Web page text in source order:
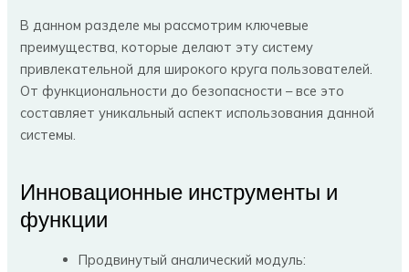
В данном разделе мы рассмотрим ключевые
преимущества, которые делают эту систему
привлекательной для широкого круга пользователей.
От функциональности до безопасности – все это
составляет уникальный аспект использования данной
системы.
Инновационные инструменты и
функции
Продвинутый аналический модуль: